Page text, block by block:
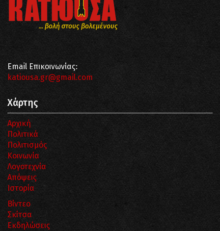
... βολή στους βολεμένους
Email Επικοινωνίας:
katiousa.gr@gmail.com
Χάρτης
Αρχική
Πολιτικά
Πολιτισμός
Κοινωνία
Λογοτεχνία
Απόψεις
Ιστορία
Βίντεο
Σκίτσα
Εκδηλώσεις